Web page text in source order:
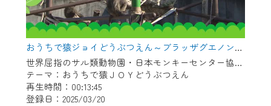
おうちで猿ジョイどうぶつえん～ブラッザグエノン～（2025年2月16日初回放送）
世界屈指のサル類動物園・日本モンキーセンター協力の親子で学べる動物番組。
テーマ：おうちで猿ＪＯＹどうぶつえん
再生時間：00:13:45
登録日：2025/03/20
＜メンテナンス情報＞
CCNetWebTVのリニューアルにともないメ
ンテナンス作業を予定しています。
日時 9/24 9:30～16:30